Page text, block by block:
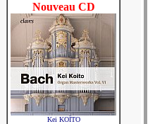
Nouveau CD
Kei KOÏTO